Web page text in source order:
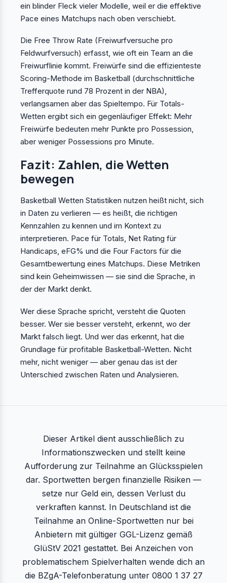
ein blinder Fleck vieler Modelle, weil er die effektive
Pace eines Matchups nach oben verschiebt.
Die Free Throw Rate (Freiwurfversuche pro
Feldwurfversuch) erfasst, wie oft ein Team an die
Freiwurflinie kommt. Freiwürfe sind die effizienteste
Scoring-Methode im Basketball (durchschnittliche
Trefferquote rund 78 Prozent in der NBA),
verlangsamen aber das Spieltempo. Für Totals-
Wetten ergibt sich ein gegenläufiger Effekt: Mehr
Freiwürfe bedeuten mehr Punkte pro Possession,
aber weniger Possessions pro Minute.
Fazit: Zahlen, die Wetten
bewegen
Basketball Wetten Statistiken nutzen heißt nicht, sich
in Daten zu verlieren — es heißt, die richtigen
Kennzahlen zu kennen und im Kontext zu
interpretieren. Pace für Totals, Net Rating für
Handicaps, eFG% und die Four Factors für die
Gesamtbewertung eines Matchups. Diese Metriken
sind kein Geheimwissen — sie sind die Sprache, in
der der Markt denkt.
Wer diese Sprache spricht, versteht die Quoten
besser. Wer sie besser versteht, erkennt, wo der
Markt falsch liegt. Und wer das erkennt, hat die
Grundlage für profitable Basketball-Wetten. Nicht
mehr, nicht weniger — aber genau das ist der
Unterschied zwischen Raten und Analysieren.
Dieser Artikel dient ausschließlich zu
Informationszwecken und stellt keine
Aufforderung zur Teilnahme an Glücksspielen
dar. Sportwetten bergen finanzielle Risiken —
setze nur Geld ein, dessen Verlust du
verkraften kannst. In Deutschland ist die
Teilnahme an Online-Sportwetten nur bei
Anbietern mit gültiger GGL-Lizenz gemäß
GlüStV 2021 gestattet. Bei Anzeichen von
problematischem Spielverhalten wende dich an
die BZgA-Telefonberatung unter 0800 1 37 27